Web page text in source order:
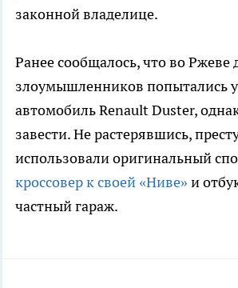
законной владелице.
Ранее сообщалось, что во Ржеве
злоумышленников попытались
автомобиль Renault Duster,
завести. Не растерявшись,
использовали оригинальный
кроссовер к своей «Ниве» и
частный гараж.